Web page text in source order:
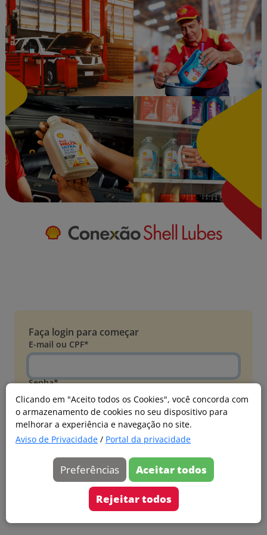
Clicando em "Aceito todos os Cookies", você concorda com
o armazenamento de cookies no seu dispositivo para
melhorar a experiência e navegação no site.
Aviso de Privacidade / Portal da privacidade
Preferências Aceitar todos
Rejeitar todos
Faça login para começar
E-mail ou CPF*
Senha*
Esqueci minha senha
Entrar
Acessar com Microsoft
Ainda não faz parte?
Cadastre-se
Versão 20260805.7